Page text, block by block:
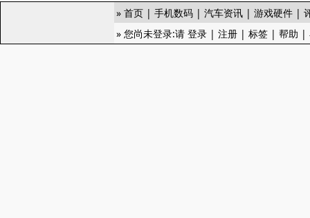
» 首页 | 手机数码 | 汽车资讯 | 游戏硬件 |
» 您尚未登录:请 登录 | 注册 | 标签 | 帮助 |